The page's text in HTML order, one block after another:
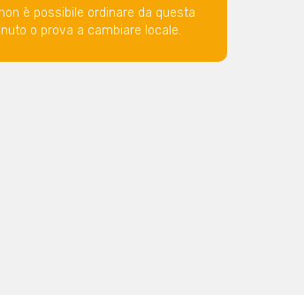
è possibile ordinare da questa
o prova a cambiare locale.